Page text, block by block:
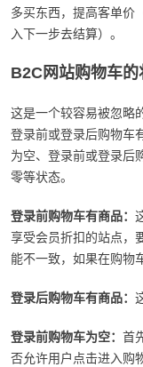
多买东西，提高客单价
入下一步去结算）。
B2C网站购物车的
这是一个较容易被忽略
登录前或登录后购物车
为空、登录前或登录后
零等状态。
登录前购物车有商品：
享受会员折扣的站点，
能不一致，如果在购物
登录后购物车有商品：
登录前购物车为空： 首
否允许用户点击进入购